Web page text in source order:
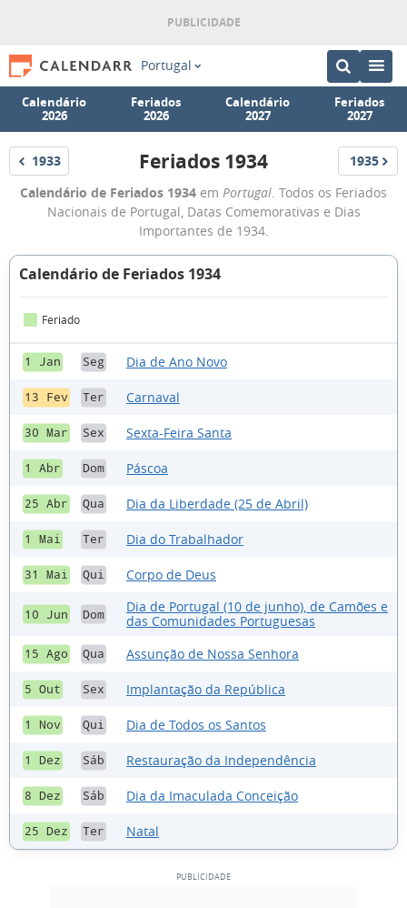
Portugal
Calendário
2026
Feriados
2026
Calendário
2027
Feriados
2027
Feriados
1933
Feriados
1934
Feriados 1934 Feriados
1935
Calendário de Feriados 1934 em Portugal. Todos os Feriados
Nacionais de Portugal, Datas Comemorativas e Dias
Importantes de 1934.
Calendário de Feriados 1934
Feriado
1 Jan Seg Dia de Ano Novo
13 Fev Ter Carnaval
30 Mar Sex Sexta-Feira Santa
1 Abr Dom Páscoa
25 Abr Qua Dia da Liberdade (25 de Abril)
1 Mai Ter Dia do Trabalhador
31 Mai Qui Corpo de Deus
10 Jun Dom
Dia de Portugal (10 de junho), de Camões e
das Comunidades Portuguesas
15 Ago Qua Assunção de Nossa Senhora
5 Out Sex Implantação da República
1 Nov Qui Dia de Todos os Santos
1 Dez Sáb Restauração da Independência
8 Dez Sáb Dia da Imaculada Conceição
25 Dez Ter Natal